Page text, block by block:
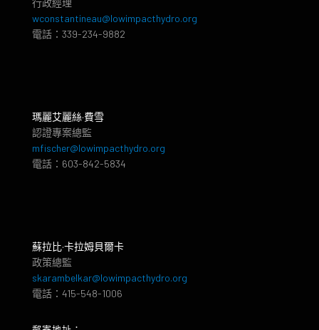
wconstantineau@lowimpacthydro.org
電話：339-234-9882
瑪麗艾麗絲·費雪
認證專案總監
mfischer@lowimpacthydro.org
電話：603-842-5834
蘇拉比·卡拉姆貝爾卡
政策總監
skarambelkar@lowimpacthydro.org
電話：415-548-1006